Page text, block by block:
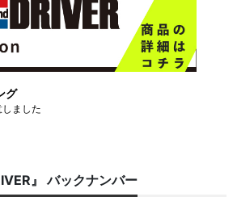
グ
ました
』 バックナンバー